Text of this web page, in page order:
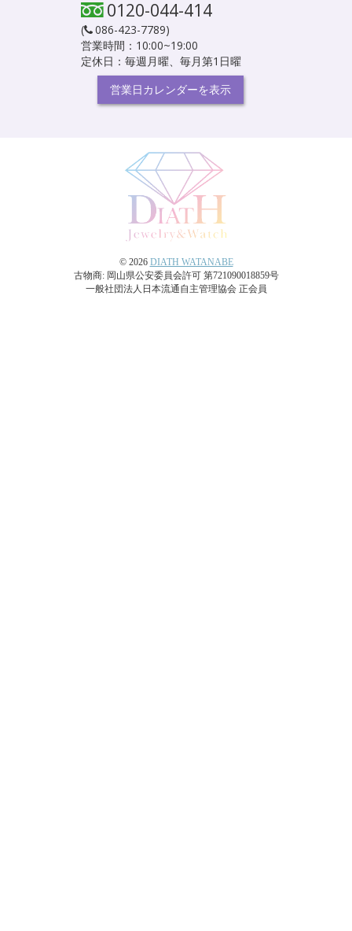
0120-044-414
( 086-423-7789)
営業時間：10:00~19:00
定休日：毎週月曜、毎月第1日曜
営業日カレンダーを表示
© 2026 DIATH WATANABE
古物商: 岡山県公安委員会許可 第721090018859号
一般社団法人日本流通自主管理協会 正会員